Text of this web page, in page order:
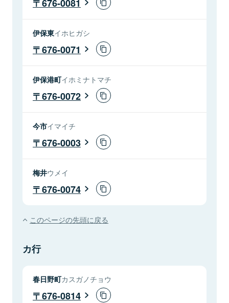
676-0081
伊保東イホヒガシ
676-0071
伊保港町イホミナトマチ
676-0072
今市イマイチ
676-0003
梅井ウメイ
676-0074
このページの先頭に戻る
カ行
春日野町カスガノチョウ
676-0814